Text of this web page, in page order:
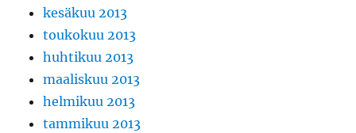
kesäkuu 2013
toukokuu 2013
huhtikuu 2013
maaliskuu 2013
helmikuu 2013
tammikuu 2013